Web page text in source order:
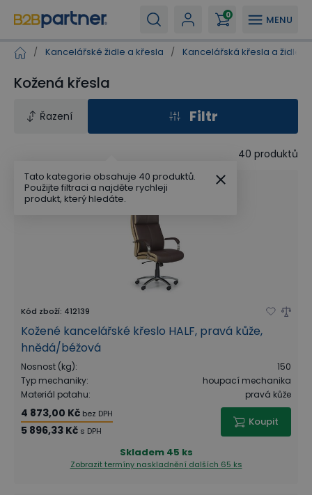
MENU
0
/ Kancelářské židle a křesla / Kancelářská křesla a židle
Kožená křesla
Řazení Filtr
40 produktů
Kód zboží: 412139
Kožené kancelářské křeslo HALF, pravá kůže,
hnědá/béžová
Nosnost (kg):
150
Typ mechaniky:
houpací mechanika
Materiál potahu: pravá kůže
4 873,00 Kč bez DPH
5 896,33 Kč s DPH
Koupit
Skladem 45 ks
Zobrazit termíny naskladnění dalších 65 ks
Tato kategorie obsahuje 40 produktů.
Použijte filtraci a najděte rychleji
produkt, který hledáte.